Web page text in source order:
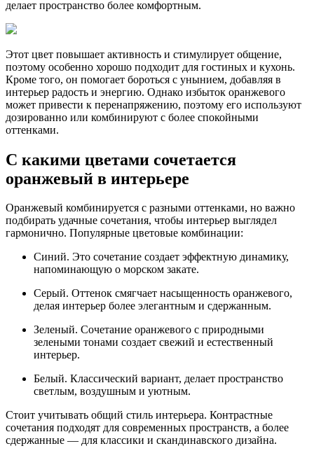
делает пространство более комфортным.
Этот цвет повышает активность и стимулирует общение,
поэтому особенно хорошо подходит для гостиных и кухонь.
Кроме того, он помогает бороться с унынием, добавляя в
интерьер радость и энергию. Однако избыток оранжевого
может привести к перенапряжению, поэтому его используют
дозированно или комбинируют с более спокойными
оттенками.
С какими цветами сочетается
оранжевый в интерьере
Оранжевый комбинируется с разными оттенками, но важно
подбирать удачные сочетания, чтобы интерьер выглядел
гармонично. Популярные цветовые комбинации:
Синий. Это сочетание создает эффектную динамику,
напоминающую о морском закате.
Серый. Оттенок смягчает насыщенность оранжевого,
делая интерьер более элегантным и сдержанным.
Зеленый. Сочетание оранжевого с природными
зелеными тонами создает свежий и естественный
интерьер.
Белый. Классический вариант, делает пространство
светлым, воздушным и уютным.
Стоит учитывать общий стиль интерьера. Контрастные
сочетания подходят для современных пространств, а более
сдержанные — для классики и скандинавского дизайна.